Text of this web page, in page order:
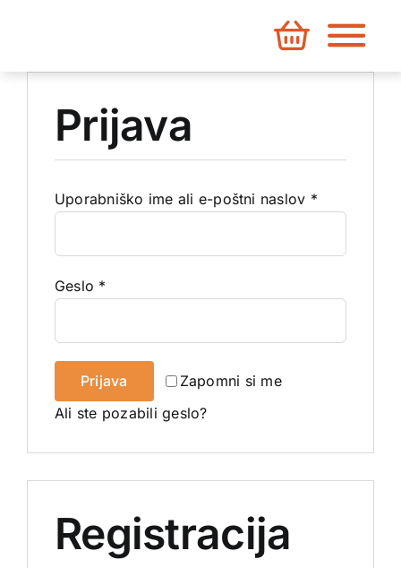
Prijava
Uporabniško ime ali e-poštni naslov *Zahtevano
Geslo *
Zapomni si me
Prijava
Ali ste pozabili geslo?
Registracija